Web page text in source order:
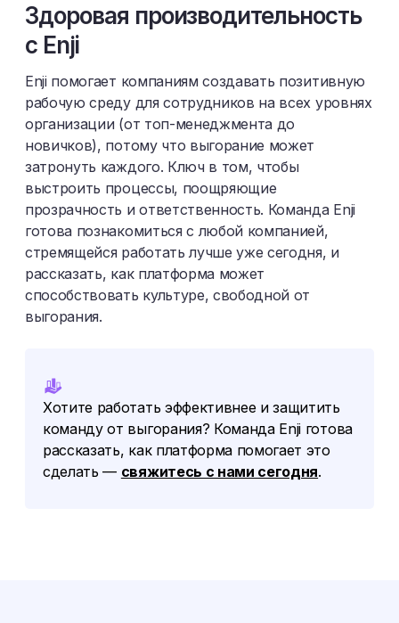
Здоровая производительность
с Enji
Enji помогает компаниям создавать позитивную
рабочую среду для сотрудников на всех уровнях
организации (от топ-менеджмента до
новичков), потому что выгорание может
затронуть каждого. Ключ в том, чтобы
выстроить процессы, поощряющие
прозрачность и ответственность. Команда Enji
готова познакомиться с любой компанией,
стремящейся работать лучше уже сегодня, и
рассказать, как платформа может
способствовать культуре, свободной от
выгорания.
Хотите работать эффективнее и защитить
команду от выгорания? Команда Enji готова
рассказать, как платформа помогает это
сделать — свяжитесь с нами сегодня.